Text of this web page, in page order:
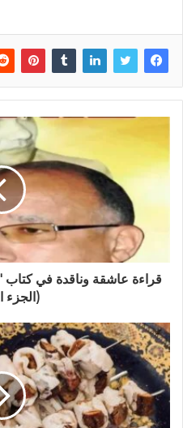
قراءة عاشقة وناقدة في كتاب
(الجزء